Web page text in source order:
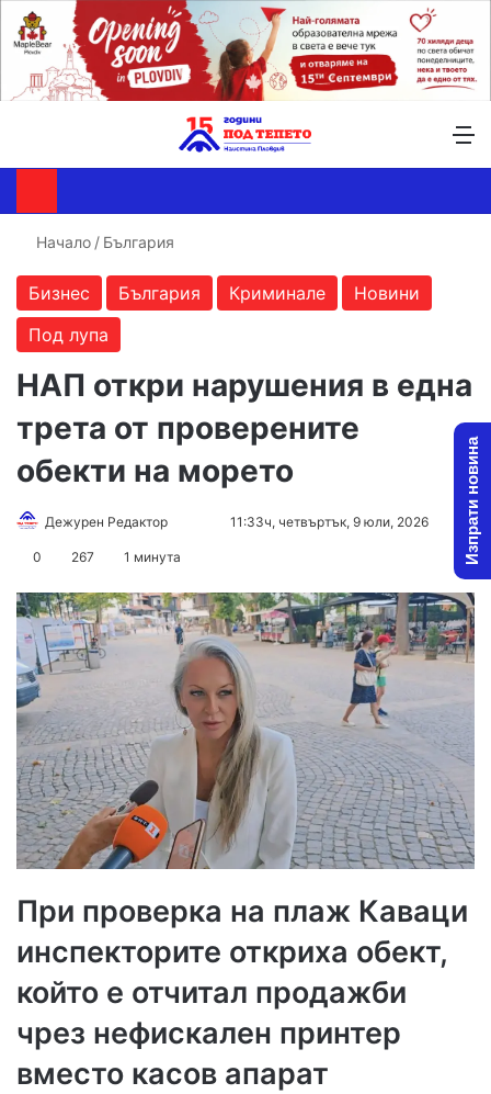
Начало / България
Бизнес България Криминале
Новини
Под лупа
НАП откри нарушения в една
трета от проверените
обекти на морето
Дежурен Редактор
Send11:33ч, четвъртък, 9 юли, 2026
0 267 1 минута
При проверка на плаж Каваци
инспекторите откриха обект,
който е отчитал продажби
чрез нефискален принтер
вместо касов апарат
Изпрати новина